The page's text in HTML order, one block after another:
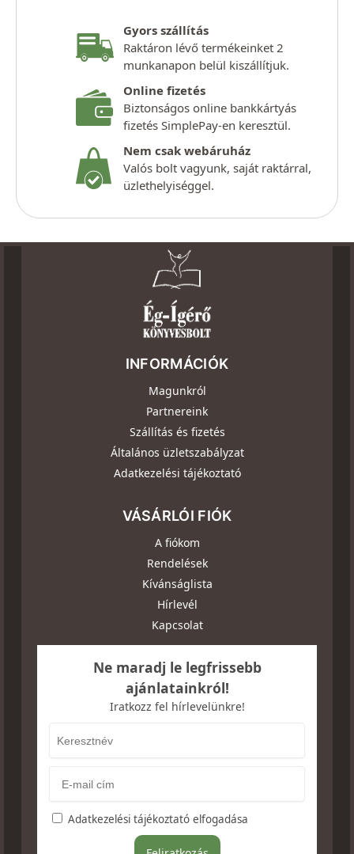
Gyors szállítás
Raktáron lévő termékeinket 2
munkanapon belül kiszállítjuk.
Online fizetés
Biztonságos online bankkártyás
fizetés SimplePay-en keresztül.
Nem csak webáruház
Valós bolt vagyunk, saját raktárral,
üzlethelyiséggel.
INFORMÁCIÓK
Magunkról
Partnereink
Szállítás és fizetés
Általános üzletszabályzat
Adatkezelési tájékoztató
VÁSÁRLÓI FIÓK
A fiókom
Rendelések
Kívánságlista
Hírlevél
Kapcsolat
Ne maradj le legfrissebb
ajánlatainkról!
Iratkozz fel hírlevelünkre!
Adatkezelési tájékoztató elfogadása